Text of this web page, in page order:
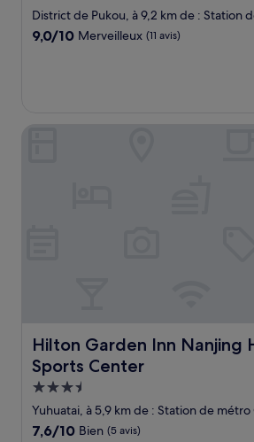
4.5 étoiles
District de Pukou, à 9,2 km de : Station
9.0
9,0/10 Merveilleux (11 avis)
Hilton Garden Inn Nanjing
Sports Center
Hilton Garden Inn Nanjing Hexi
Hébergement
3.5 étoiles
Yuhuatai, à 5,9 km de : Station de
7.6
7,6/10 Bien (5 avis)
Hilton Garden Inn Nanjing Hexi